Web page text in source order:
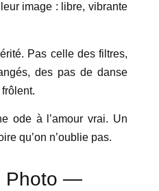
image : libre, vibrante
Pas celle des filtres,
des pas de danse
ode à l’amour vrai. Un
qu’on n’oublie pas.
Photo —